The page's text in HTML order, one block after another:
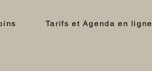
Tarifs et Agenda en ligne